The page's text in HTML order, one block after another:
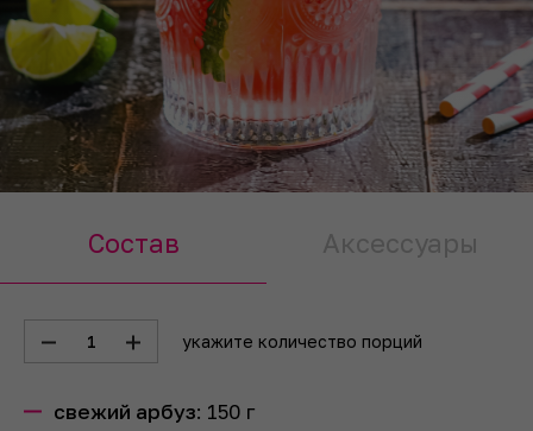
Состав Аксессуары
1 укажите количество порций
свежий арбуз: 150 г